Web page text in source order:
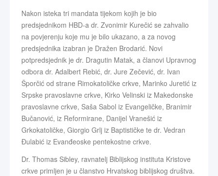
Nakon isteka tri mandata tijekom kojih je bio
predsjednikom HBD-a dr. Zvonimir Kurečić se zahvalio
na povjerenju koje mu je bilo ukazano, a za novog
predsjednika izabran je Dražen Brodarić. Novi
potpredsjednik je dr. Dragutin Matak, a članovi Upravnog
odbora dr. Adalbert Rebić, dr. Jure Zečević, dr. Ivan
Šporčić od strane Rimokatoličke crkve, Marinko Juretić iz
Srpske pravoslavne crkve, Kirko Velinski iz Makedonske
pravoslavne crkve, Saša Sabol iz Evangeličke, Branimir
Bučanović, iz Reformirane, Danijel Vranešić iz
Grkokatoličke, Giorgio Grlj iz Baptističke te dr. Vedran
Đulabić iz Evanđeoske pentekostne crkve.
Dr. Thomas Sibley, ravnatelj Biblijskog instituta Kristove
crkve primljen je u članstvo Hrvatskog biblijskog društva.